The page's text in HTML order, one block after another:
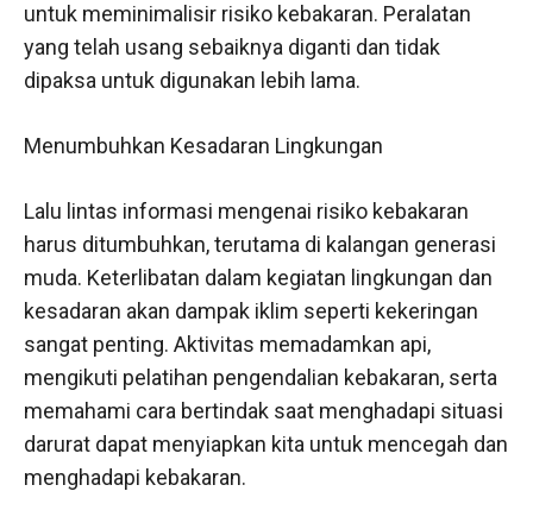
untuk meminimalisir risiko kebakaran. Peralatan
yang telah usang sebaiknya diganti dan tidak
dipaksa untuk digunakan lebih lama.
Menumbuhkan Kesadaran Lingkungan
Lalu lintas informasi mengenai risiko kebakaran
harus ditumbuhkan, terutama di kalangan generasi
muda. Keterlibatan dalam kegiatan lingkungan dan
kesadaran akan dampak iklim seperti kekeringan
sangat penting. Aktivitas memadamkan api,
mengikuti pelatihan pengendalian kebakaran, serta
memahami cara bertindak saat menghadapi situasi
darurat dapat menyiapkan kita untuk mencegah dan
menghadapi kebakaran.